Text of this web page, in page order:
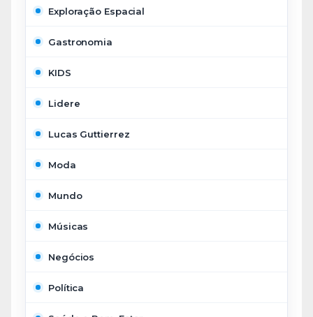
Exploração Espacial
Gastronomia
KIDS
Lidere
Lucas Guttierrez
Moda
Mundo
Músicas
Negócios
Política